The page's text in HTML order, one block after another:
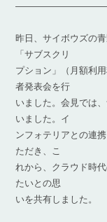
昨日、サイボウズの
「サブスクリ
プション」（月額利
者発表会を行
いました。会見では
いました。イ
ンフォテリアとの連
ただき、こ
れから、クラウド時
たいとの思
いを共有しました。